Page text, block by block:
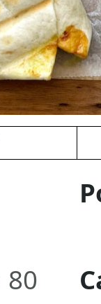
80